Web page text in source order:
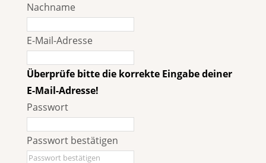
Nachname
E-Mail-Adresse
Überprüfe bitte die korrekte Eingabe deiner
E-Mail-Adresse!
Passwort
Passwort bestätigen